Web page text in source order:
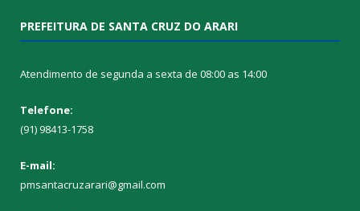
PREFEITURA DE SANTA CRUZ DO ARARI
Atendimento de segunda a sexta de 08:00 as 14:00
Telefone:
(91) 98413-1758
E-mail:
pmsantacruzarari@gmail.com